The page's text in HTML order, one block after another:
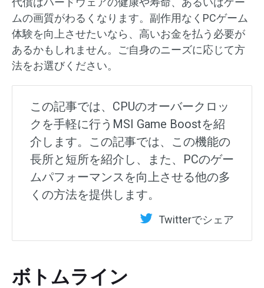
ムの画質がわるくなります。副作用なくPCゲーム
体験を向上させたいなら、高いお金を払う必要が
あるかもしれません。ご自身のニーズに応じて方
法をお選びください。
この記事では、CPUのオーバークロッ
クを手軽に行うMSI Game Boostを紹
介します。この記事では、この機能の
長所と短所を紹介し、また、PCのゲー
ムパフォーマンスを向上させる他の多
くの方法を提供します。
Twitterでシェア
ボトムライン